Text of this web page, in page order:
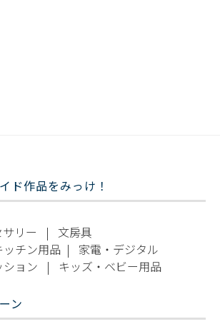
ド作品をみっけ！
リー | 文房具
ッチン用品 | 家電・デジタル
ション | キッズ・ベビー用品
ン